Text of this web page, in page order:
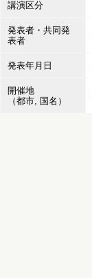
講演区分
発表者・共同発
表者
発表年月日
開催地
（都市, 国名）